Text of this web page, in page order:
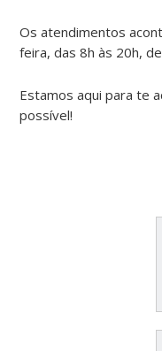
Os atendimentos
feira, das 8h às 20h,
Estamos aqui para te
possível!